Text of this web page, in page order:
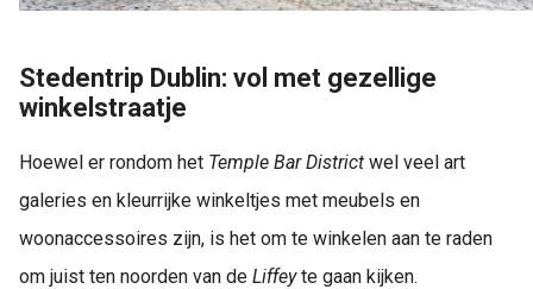
Stedentrip Dublin: vol met gezellige
winkelstraatje
Hoewel er rondom het Temple Bar District wel veel art
galeries en kleurrijke winkeltjes met meubels en
woonaccessoires zijn, is het om te winkelen aan te raden
om juist ten noorden van de Liffeyte gaan kijken.